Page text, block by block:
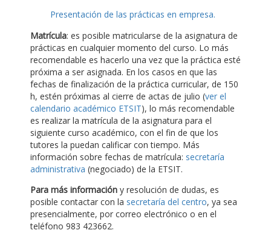
Presentación de las prácticas en empresa.
Matrícula: es posible matricularse de la asignatura de
prácticas en cualquier momento del curso. Lo más
recomendable es hacerlo una vez que la práctica esté
próxima a ser asignada. En los casos en que las
fechas de finalización de la práctica curricular, de 150
h, estén próximas al cierre de actas de julio (ver el
calendario académico ETSIT), lo más recomendable
es realizar la matrícula de la asignatura para el
siguiente curso académico, con el fin de que los
tutores la puedan calificar con tiempo. Más
información sobre fechas de matrícula: secretaría
administrativa (negociado) de la ETSIT.
Para más información y resolución de dudas, es
posible contactar con la secretaría del centro, ya sea
presencialmente, por correo electrónico o en el
teléfono 983 423662.